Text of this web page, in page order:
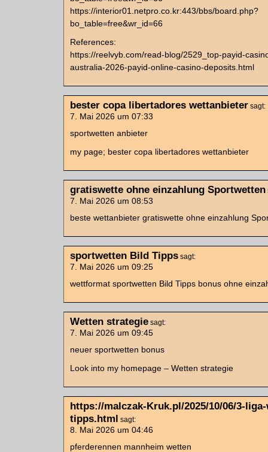
https://interior01.netpro.co.kr:443/bbs/board.php?
bo_table=free&wr_id=66
References:
https://reelvyb.com/read-blog/2529_top-payid-
australia-2026-payid-online-casino-deposits.html
bester copa libertadores wettanbieter sagt:
7. Mai 2026 um 07:33
sportwetten anbieter
my page; bester copa libertadores wettanbieter
gratiswette ohne einzahlung Sportwetten
7. Mai 2026 um 08:53
beste wettanbieter gratiswette ohne einzahlung
sportwetten Bild Tipps sagt:
7. Mai 2026 um 09:25
wettformat sportwetten Bild Tipps bonus ohne
Wetten strategie sagt:
7. Mai 2026 um 09:45
neuer sportwetten bonus
Look into my homepage – Wetten strategie
https://malczak-Kruk.pl/2025/10/06/3-
tipps.html sagt:
8. Mai 2026 um 04:46
pferderennen mannheim wetten